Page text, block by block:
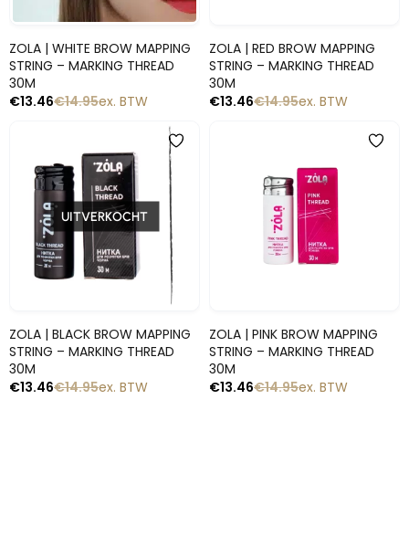
ZOLA | WHITE BROW MAPPING
STRING – MARKING THREAD
30M
€14.95
€13.46 ex. BTW
ZOLA | RED BROW MAPPING
STRING – MARKING THREAD
30M
€14.95
€13.46 ex. BTW
UITVERKOCHT
ZOLA | BLACK BROW MAPPING
STRING – MARKING THREAD
30M
€14.95
€13.46 ex. BTW
ZOLA | PINK BROW MAPPING
STRING – MARKING THREAD
30M
€14.95
€13.46 ex. BTW